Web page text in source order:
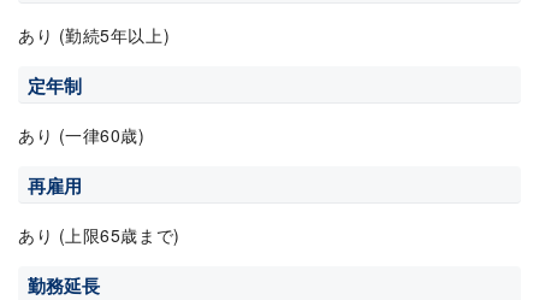
あり (勤続5年以上)
定年制
あり (一律60歳)
再雇用
あり (上限65歳まで)
勤務延長